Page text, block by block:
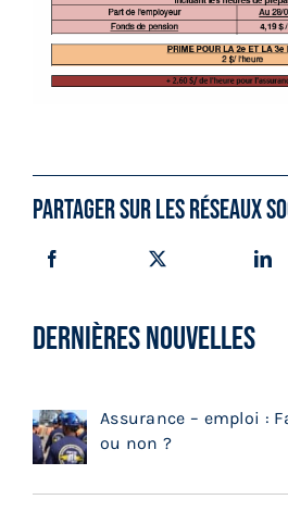
Partager sur les réseaux
DERNIÈRES NOUVELLES
Assurance – emploi :
ou non ?